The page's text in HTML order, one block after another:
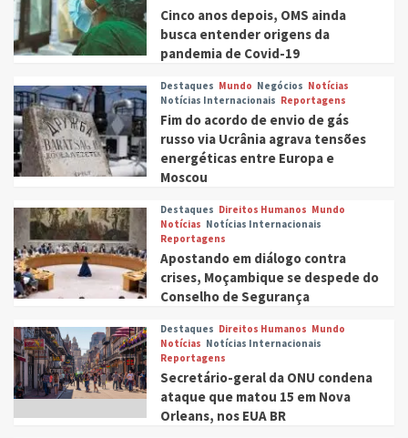
Cinco anos depois, OMS ainda
busca entender origens da
pandemia de Covid-19
Destaques Mundo Negócios Notícias
Notícias Internacionais Reportagens
Fim do acordo de envio de gás
russo via Ucrânia agrava tensões
energéticas entre Europa e
Moscou
Destaques Direitos Humanos Mundo
Notícias Notícias Internacionais
Reportagens
Apostando em diálogo contra
crises, Moçambique se despede do
Conselho de Segurança
Destaques Direitos Humanos Mundo
Notícias Notícias Internacionais
Reportagens
Secretário-geral da ONU condena
ataque que matou 15 em Nova
Orleans, nos EUA BR